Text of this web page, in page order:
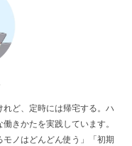
ど、定時には帰宅する。ハ
きかたを実践しています。
ノはどんどん使う」「初期